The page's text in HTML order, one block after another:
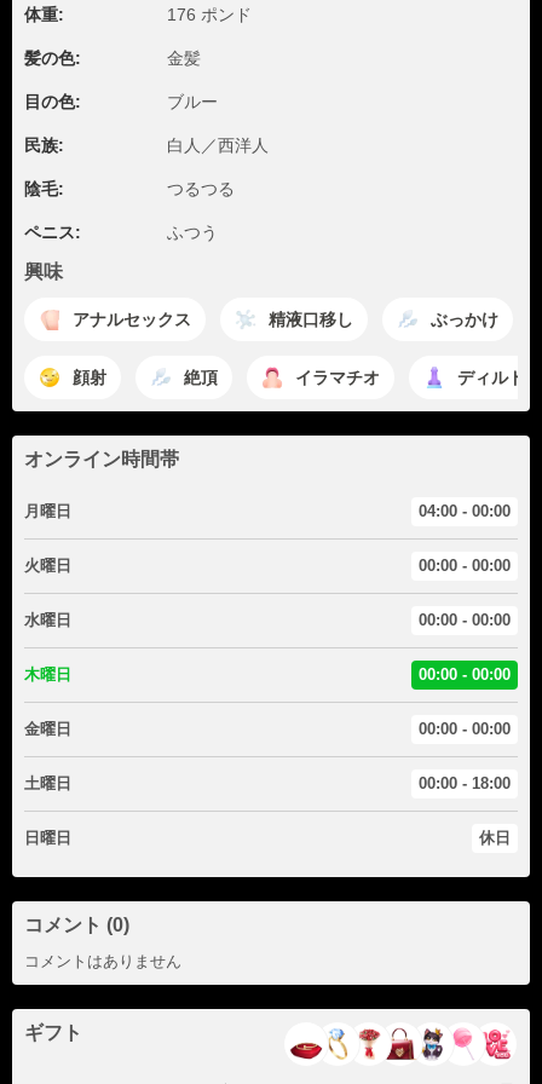
体重: 176 ポンド
髪の色: 金髪
目の色: ブルー
民族: 白人／西洋人
陰毛: つるつる
ペニス: ふつう
興味
アナルセックス 精液口移し ぶっかけ
顔射 絶頂 イラマチオ ディルド
オンライン時間帯
月曜日 04:00 - 00:00
火曜日 00:00 - 00:00
水曜日 00:00 - 00:00
木曜日 00:00 - 00:00
金曜日 00:00 - 00:00
土曜日 00:00 - 18:00
日曜日 休日
コメント (0)
コメントはありません
ギフト